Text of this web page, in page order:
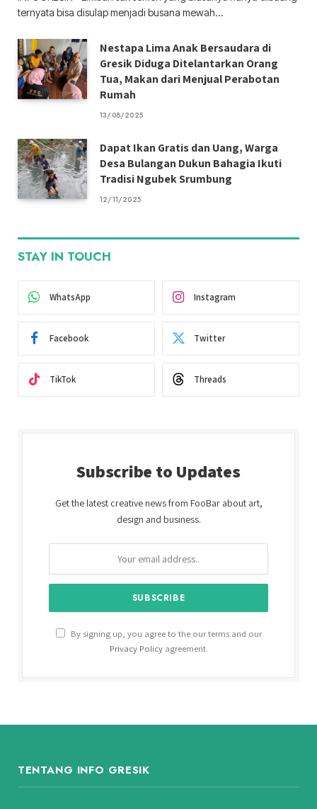
ternyata bisa disulap menjadi busana mewah…
Nestapa Lima Anak Bersaudara di
Gresik Diduga Ditelantarkan Orang
Tua, Makan dari Menjual Perabotan
Rumah
13/08/2025
Dapat Ikan Gratis dan Uang, Warga
Desa Bulangan Dukun Bahagia Ikuti
Tradisi Ngubek Srumbung
12/11/2025
STAY IN TOUCH
WhatsApp Instagram
Facebook Twitter
TikTok Threads
Subscribe to Updates
Get the latest creative news from FooBar about art,
design and business.
By signing up, you agree to the our terms and our
Privacy Policyagreement.
TENTANG INFO GRESIK